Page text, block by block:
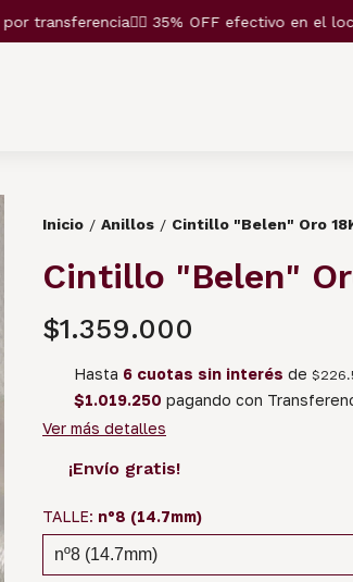
35% OFF efectivo en el local
Inicio / Anillos / Cintillo "Belen" Oro
Cintillo "Belen"
$1.359.000
Hasta 6 cuotas sin interés de
$1.019.250 pagando con
Ver más detalles
¡Envío gratis!
TALLE: nº8 (14.7mm)